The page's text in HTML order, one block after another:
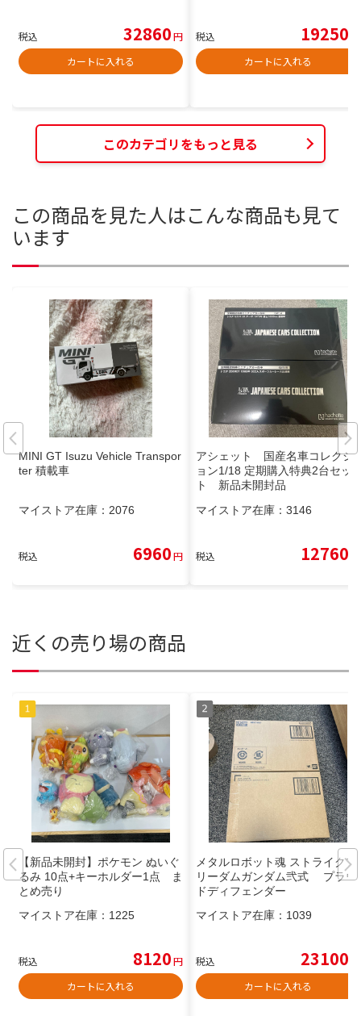
税込 32860円
カートに入れる
税込 19250
カートに入れる
このカテゴリをもっと見る
この商品を見た人はこんな商品も見て
います
MINI GT Isuzu Vehicle Transpor
ter 積載車
マイストア在庫： 2076
税込 6960円
アシェット 国産名車コレクシ
ョン1/18 定期購入特典2台セッ
ト 新品未開封品
マイストア在庫： 3146
税込 12760
近くの売り場の商品
【新品未開封】ポケモン ぬいぐ
るみ 10点+キーホルダー1点 ま
とめ売り
マイストア在庫： 1225
税込 8120円
カートに入れる
メタルロボット魂 ストライクフ
リーダムガンダム弐式 プラウ
ドディフェンダー
マイストア在庫： 1039
税込 23100
カートに入れる